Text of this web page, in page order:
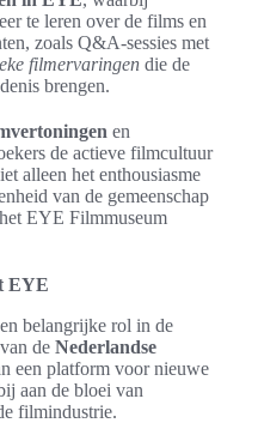
te leren over de films en
zoals Q&A-sessies met
filmervaringen die de
brengen.
en
de actieve filmcultuur
alleen het enthousiasme
van de gemeenschap
EYE Filmmuseum
EYE
belangrijke rol in de
de Nederlandse
een platform voor nieuwe
aan de bloei van
filmindustrie.